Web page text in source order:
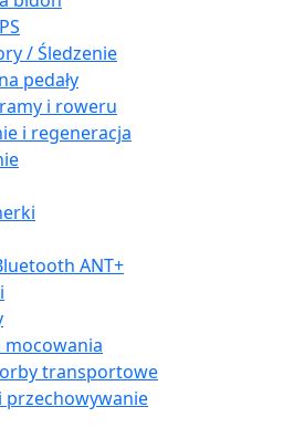
/ Śledzenie
pedały
i roweru
i regeneracja
ANT+
mocowania
transportowe
przechowywanie